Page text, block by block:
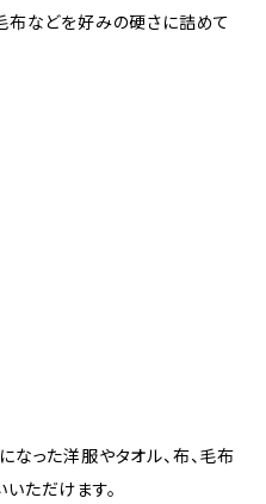
布などを好みの硬さに詰めて
った洋服やタオル、布、毛布
ただけます。